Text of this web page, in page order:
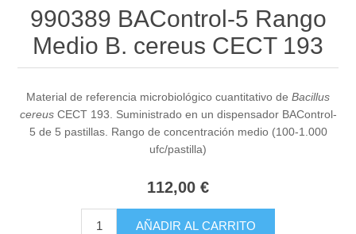
990389 BAControl-5 Rango
Medio B. cereus CECT 193
Material de referencia microbiológico cuantitativo de Bacillus
cereusCECT 193. Suministrado en un dispensador BAControl-
5 de 5 pastillas. Rango de concentración medio (100-1.000
ufc/pastilla)
112,00 €
AÑADIR AL CARRITO